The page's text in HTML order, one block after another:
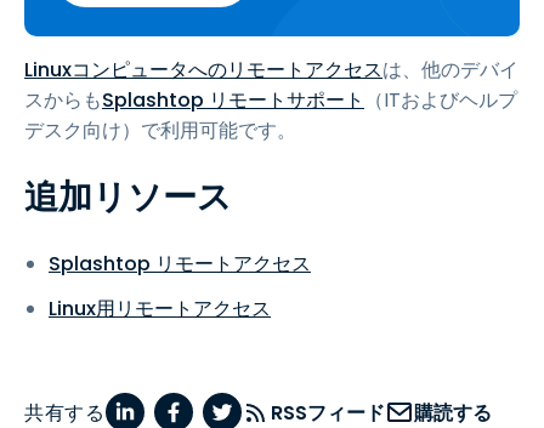
Linuxコンピュータへのリモートアクセスは、他のデバイ
スからもSplashtop リモートサポート
（ITおよびヘルプ
デスク向け）で利用可能です。
追加リソース
Splashtop リモートアクセス
Linux用リモートアクセス
共有する RSSフィード 購読する